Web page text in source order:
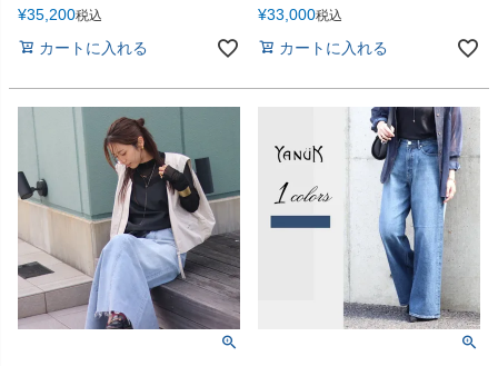
¥35,200税込
カートに入れる
¥33,000税込
カートに入れる